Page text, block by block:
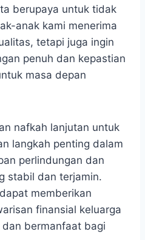
berupaya untuk tidak
anak kami menerima
tetapi juga ingin
penuh dan kepastian
masa depan
nafkah lanjutan untuk
langkah penting dalam
perlindungan dan
stabil dan terjamin.
memberikan
finansial keluarga
bermanfaat bagi